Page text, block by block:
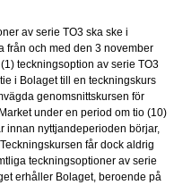
av serie TO3 ska ske i
från och med den 3 november
teckningsoption av serie TO3
i Bolaget till en teckningskurs
genomsnittskursen för
under en period om tio (10)
innan nyttjandeperioden börjar,
får dock aldrig
teckningsoptioner av serie
erhåller Bolaget, beroende på